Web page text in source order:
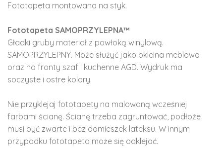
Fototapeta montowana na styk.
Fototapeta SAMOPRZYLEPNA™
Gładki gruby materiał z powłoką winylową.
SAMOPRZYLEPNY. Może służyć jako okleina meblowa
oraz na fronty szaf i kuchenne AGD. Wydruk ma
soczyste i ostre kolory.
Nie przyklejaj fototapety na malowaną wcześniej
farbami ścianę. Ścianę trzeba zagruntować, podłoże
musi być zwarte i bez domieszek lateksu. W innym
przypadku fototapeta może się odklejać.